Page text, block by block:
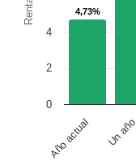
4,73%
4,73%
Año actual Un año
0
2
4